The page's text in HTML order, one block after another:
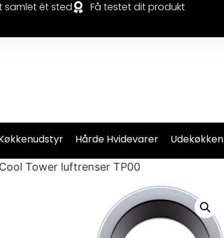
samlet ét sted Få testet dit produkt
Hårde Hvidevarer Udekøkken
Tower luftrenser TP00